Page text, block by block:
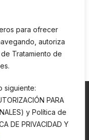
para ofrecer
autoriza
Tratamiento de
siguiente:
PARA
y Política de
DE PRIVACIDAD Y
por la
de CECOMEX S.A.
en su totalidad o